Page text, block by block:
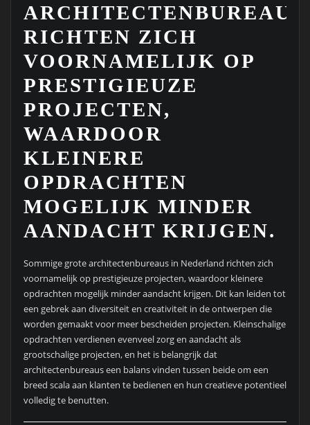
ARCHITECTENBUREAUS
RICHTEN ZICH
VOORNAMELIJK OP
PRESTIGIEUZE
PROJECTEN,
WAARDOOR
KLEINERE
OPDRACHTEN
MOGELIJK MINDER
AANDACHT KRIJGEN.
Sommige grote architectenbureaus in Nederland richten zich
voornamelijk op prestigieuze projecten, waardoor kleinere
opdrachten mogelijk minder aandacht krijgen. Dit kan leiden tot
een gebrek aan diversiteit en creativiteit in de ontwerpen die
worden gemaakt voor meer bescheiden projecten. Kleinschalige
opdrachten verdienen evenveel zorg en aandacht als
grootschalige projecten, en het is belangrijk dat
architectenbureaus een balans vinden tussen beide om een
breed scala aan klanten te bedienen en hun creatieve potentieel
volledig te benutten.